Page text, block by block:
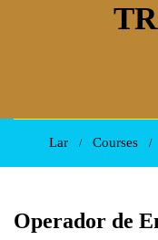
Lar Courses
Operador de